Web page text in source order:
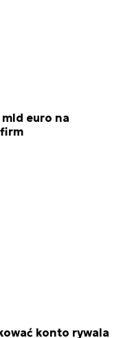
euro na
konto rywala